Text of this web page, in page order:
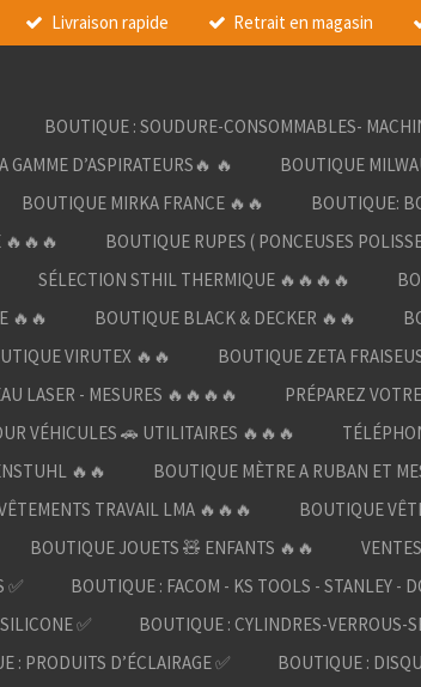
Livraison rapide Retrait en magasin
BOUTIQUE : SOUDURE-CONSOMMABLES-
D’ASPIRATEURS🔥 🔥 BOUTIQUE
BOUTIQUE MIRKA FRANCE 🔥🔥 BOUTIQUE:
🔥🔥🔥 BOUTIQUE RUPES ( PONCEUSES
SÉLECTION STHIL THERMIQUE 🔥🔥🔥🔥
🔥🔥 BOUTIQUE BLACK & DECKER 🔥🔥
VIRUTEX 🔥🔥 BOUTIQUE ZETA
LASER - MESURES 🔥🔥🔥🔥 PRÉPAREZ
VÉHICULES 🚗 UTILITAIRES 🔥🔥🔥
🔥🔥 BOUTIQUE MÈTRE A RUBAN ET
TRAVAIL LMA 🔥🔥🔥
BOUTIQUE
BOUTIQUE JOUETS 🧸 ENFANTS 🔥🔥
✅
BOUTIQUE : FACOM - KS TOOLS - STANLEY -
✅
BOUTIQUE : CYLINDRES-VERROUS-
: PRODUITS D’ÉCLAIRAGE ✅ BOUTIQUE :